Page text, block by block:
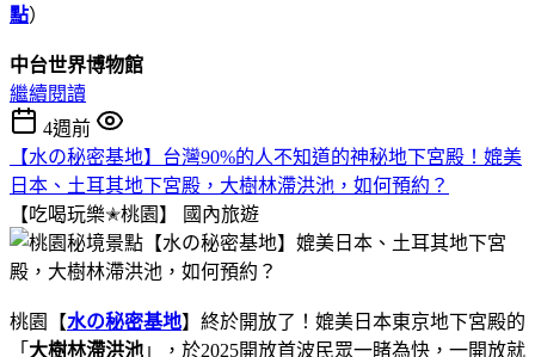
點）
中台世界博物館
繼續閱讀
4週前
【水の秘密基地】台灣90%的人不知道的神秘地下宮殿！媲美
日本、土耳其地下宮殿，大樹林滯洪池，如何預約？
【吃喝玩樂✭桃園】
國內旅遊
桃園【水の秘密基地】終於開放了！媲美日本東京地下宮殿的
「 大樹林滯洪池 」，於2025開放首波民眾一睹為快，一開放就